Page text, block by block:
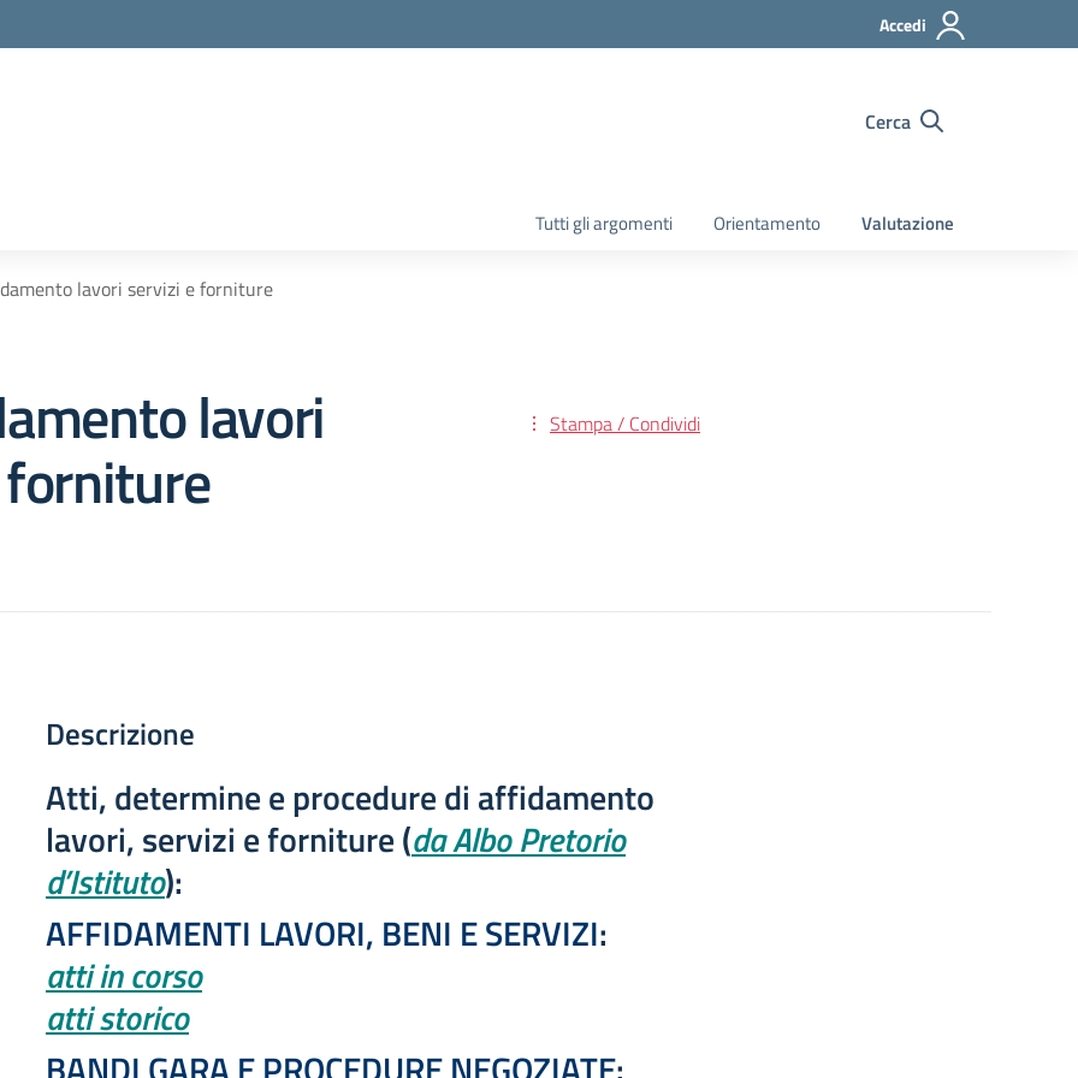
Accedi
Cerca
Tutti gli argomenti Orientamento Valutazione
lavori servizi e forniture
lavori Stampa / Condividi
Descrizione
Atti, determine e procedure di affidamento
lavori, servizi e forniture (da Albo Pretorio
d’Istituto):
AFFIDAMENTI LAVORI, BENI E SERVIZI:
atti in corso
atti storico